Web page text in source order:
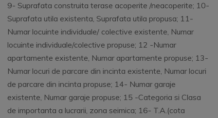
9- Suprafata construita terase acoperite /neacoperite; 10-
Suprafata utila existenta, Suprafata utila propusa; 11-
Numar locuinte individuale/ colective existente, Numar
locuinte individuale/colective propuse; 12 -Numar
apartamente existente, Numar apartamente propuse; 13-
Numar locuri de parcare din incinta existente, Numar locuri
de parcare din incinta propuse; 14- Numar garaje
existente, Numar garaje propuse; 15 -Categoria si Clasa
de importanta a lucrarii, zona seimica; 16- T.A.(cota